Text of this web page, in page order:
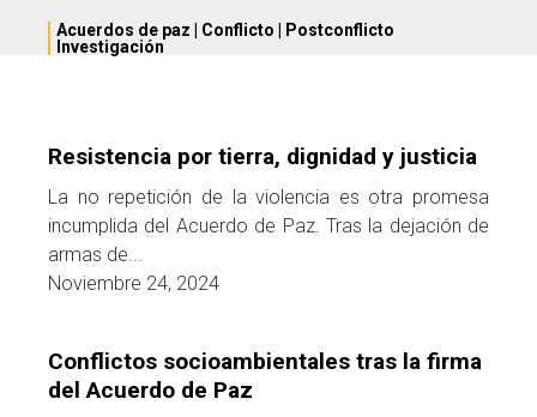
Acuerdos de paz | Conflicto | Postconflicto
Investigación
Resistencia por tierra, dignidad y justicia
La no repetición de la violencia es otra promesa
incumplida del Acuerdo de Paz. Tras la dejación de
armas de...
Noviembre 24, 2024
Conflictos socioambientales tras la firma
del Acuerdo de Paz